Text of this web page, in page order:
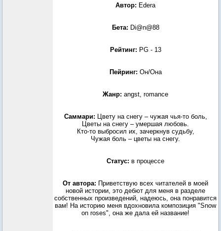
Автор: Edera
Бета: Di@n@88
Рейтинг: PG - 13
Пейринг: Он/Она
Жанр: angst, romance
Саммари: Цвету на снегу – чужая чья-то боль,
Цветы на снегу – умершая любовь.
Кто-то выбросил их, зачеркнув судьбу,
Чужая боль – цветы на снегу.
Статус: в процессе
От автора: Приветствую всех читателей в моей
новой истории, это дебют для меня в разделе
собственных произведений, надеюсь, она понравится
вам! На историю меня вдохновила композиция "Snow
on roses", она же дала ей название!